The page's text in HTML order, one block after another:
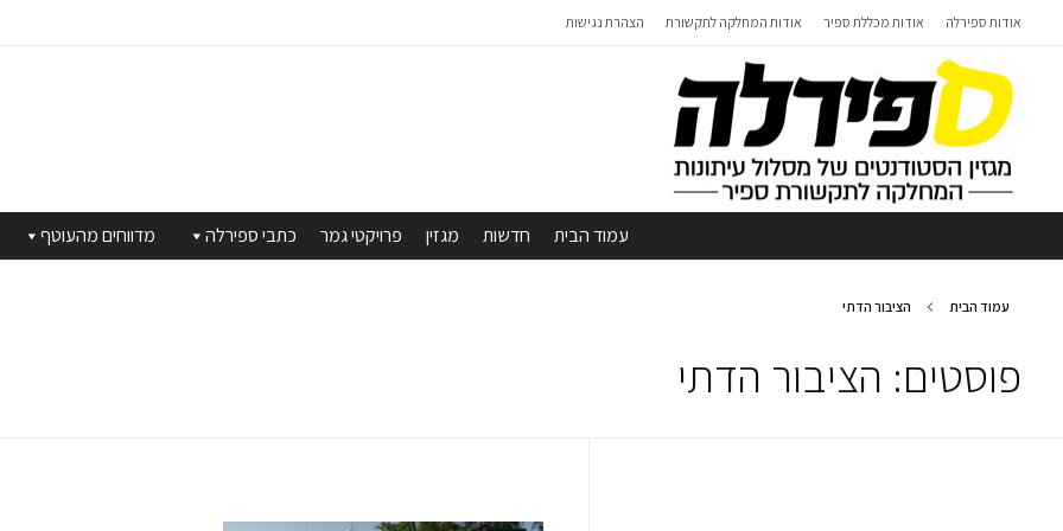
אודות ספירלה אודות מכללת ספיר אודות המחלקה לתקשורת הצהרת נגישות
עמוד הבית חדשות מגזין פרויקטי גמר כתבי ספירלה מדווחים מהעוטף
עמוד הבית הציבור הדתי
פוסטים: הציבור הדתי